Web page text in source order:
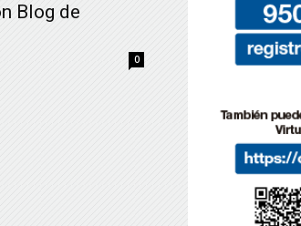
Blog de
0